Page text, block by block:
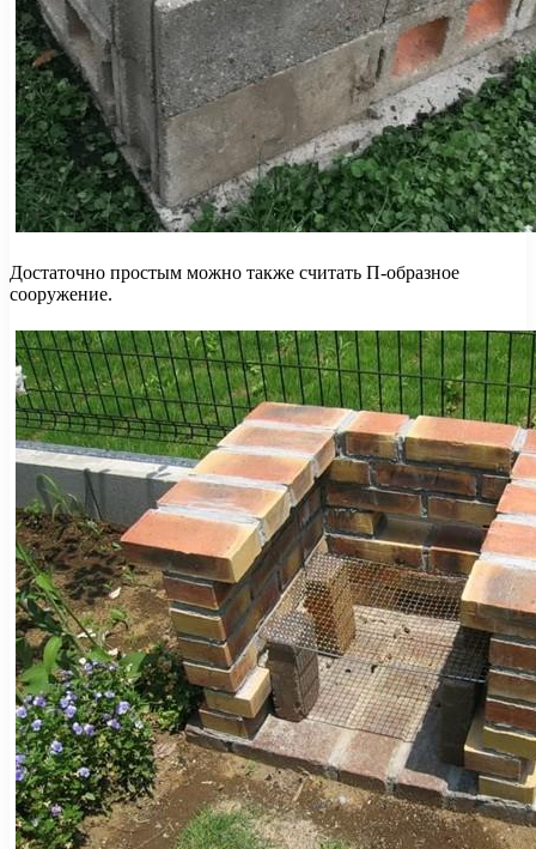
Достаточно простым можно также считать П-образное
сооружение.